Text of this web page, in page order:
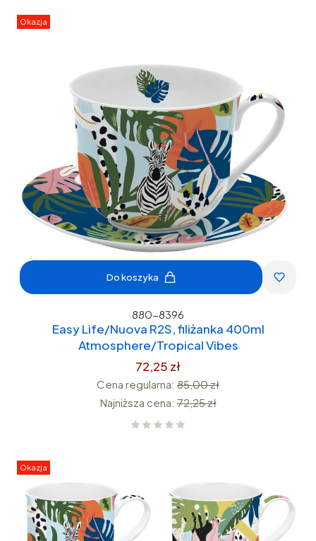
Okazja
Do koszyka
880-8396
Easy Life/Nuova R2S, filiżanka 400ml
Atmosphere/Tropical Vibes
72,25 zł
Cena regularna: 85,00 zł
Najniższa cena: 72,25 zł
Okazja